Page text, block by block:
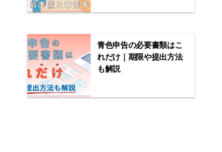
青色申告の必要書類はこ
れだけ｜期限や提出方法
も解説